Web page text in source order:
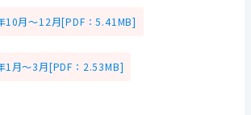
10月～12月[PDF：5.41MB]
1月～3月[PDF：2.53MB]